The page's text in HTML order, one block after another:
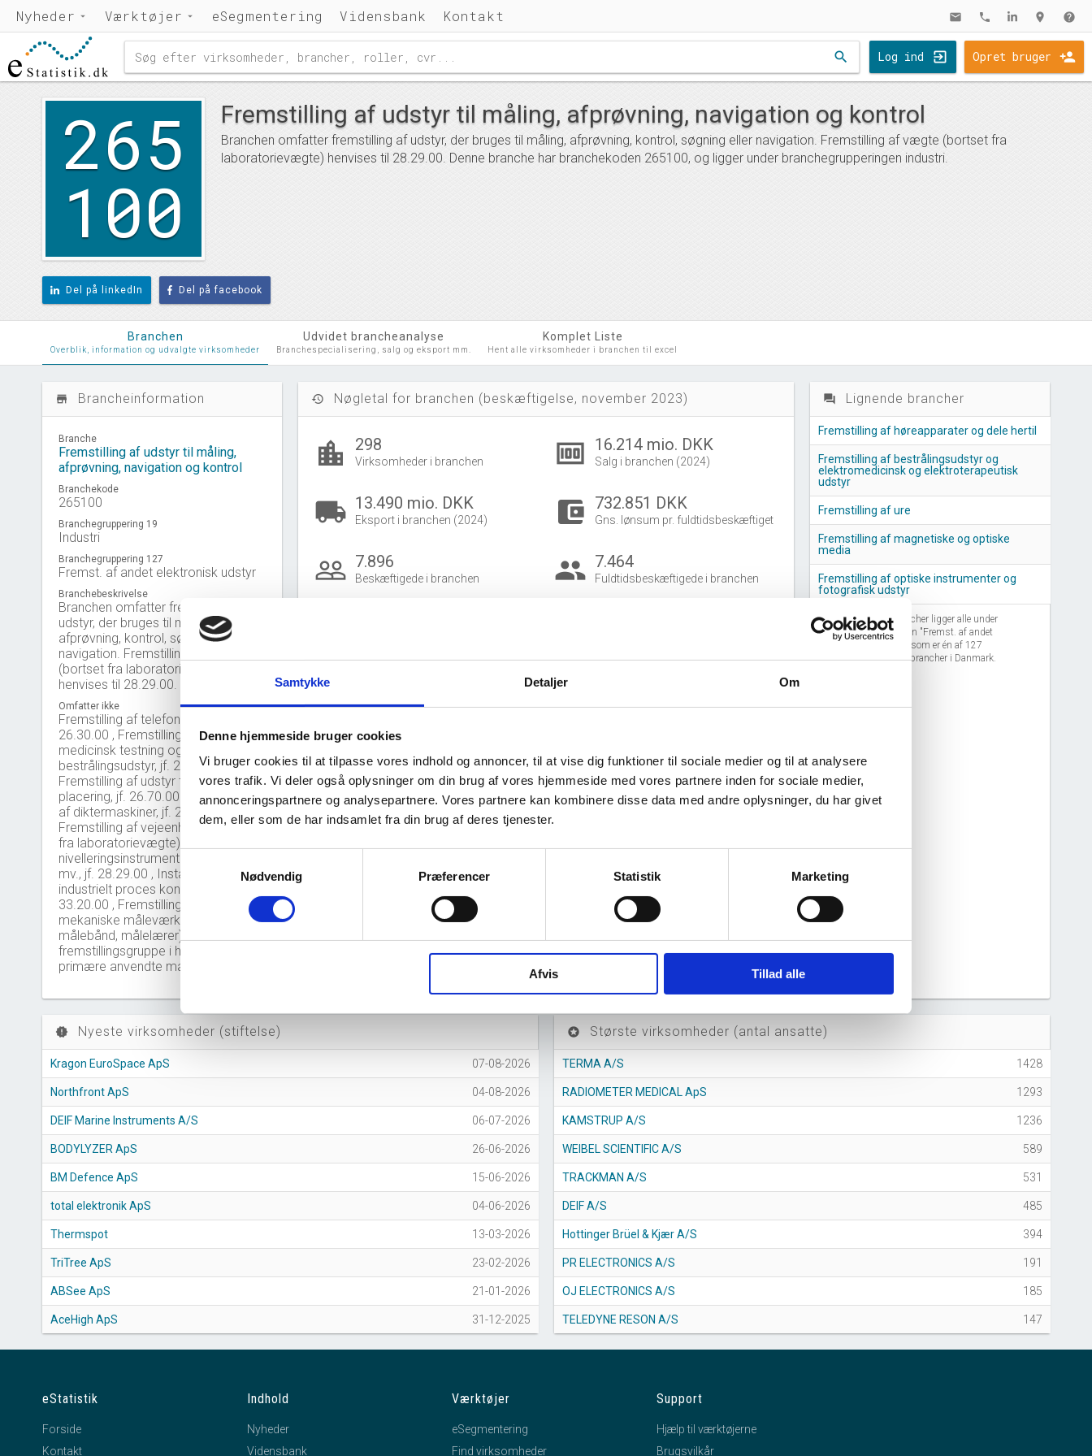
Samtykke Detaljer Om
Denne hjemmeside bruger cookies
Vi bruger cookies til at tilpasse vores indhold og annoncer, til at vise dig funktioner til sociale medier og til at analysere
vores trafik. Vi deler også oplysninger om din brug af vores hjemmeside med vores partnere inden for sociale medier,
annonceringspartnere og analysepartnere. Vores partnere kan kombinere disse data med andre oplysninger, du har givet
dem, eller som de har indsamlet fra din brug af deres tjenester.
Nødvendig
Præferencer Statistik Marketing
Afvis Tillad alle
Nyheder Værktøjer eSegmentering Vidensbank Kontakt mail phone location_on help
search Log ind Opret bruger
265
100
Fremstilling af udstyr til måling, afprøvning, navigation og kontrol
Branchen omfatter fremstilling af udstyr, der bruges til måling, afprøvning, kontrol, søgning eller navigation. Fremstilling af vægte (bortset fra
laboratorievægte) henvises til 28.29.00. Denne branche har branchekoden 265100, og ligger under branchegrupperingen industri.
Del på linkedIn Del på facebook
Branchen
Overblik, information og udvalgte virksomheder
Udvidet brancheanalyse
Branchespecialisering, salg og eksport mm.
Komplet Liste
Hent alle virksomheder i branchen til excel
store_mall_directory Brancheinformation
Branche
Fremstilling af udstyr til måling,
afprøvning, navigation og kontrol
Branchekode
265100
Branchegruppering 19
Industri
Branchegruppering 127
Fremst. af andet elektronisk udstyr
Branchebeskrivelse
Branchen omfatter fremstilling af
udstyr, der bruges til måling,
afprøvning, kontrol, søgning eller
navigation. Fremstilling af vægte
(bortset fra laboratorievægte)
henvises til 28.29.00.
Omfatter ikke
Fremstilling af telefonsvarere, jf.
26.30.00 , Fremstilling af udstyr til
medicinsk testning og
bestrålingsudstyr, jf. 26.60.90 ,
Fremstilling af udstyr til optisk
placering, jf. 26.70.00 , Fremstilling
af diktermaskiner, jf. 28.23.00 ,
Fremstilling af vejeenheder (bortset
fra laboratorievægte),
nivelleringsinstrumenter, målebånd
mv., jf. 28.29.00 , Installation af
industrielt proces kontroludstyr, jf.
33.20.00 , Fremstilling af enkle
mekaniske måleværktøjer (fx
målebånd, målelærer), jf.
fremstillingsgruppe i henhold til det
primære anvendte materiale
history Nøgletal for branchen (beskæftigelse, november 2023)
location_city 298
Virksomheder i branchen money 16.214 mio. DKK
Salg i branchen (2024)
local_shipping 13.490 mio. DKK
Eksport i branchen (2024) account_balance_wallet 732.851 DKK
Gns. lønsum pr. fuldtidsbeskæftiget
people_outline 7.896
Beskæftigede i branchen group 7.464
Fuldtidsbeskæftigede i branchen
2016 2017 2018 2019 2020 2021 2022 2023 2024 2025 2026
30
question_answer Lignende brancher
Fremstilling af høreapparater og dele hertil
Fremstilling af bestrålingsudstyr og
elektromedicinsk og elektroterapeutisk
udstyr
Fremstilling af ure
Fremstilling af magnetiske og optiske
media
Fremstilling af optiske instrumenter og
fotografisk udstyr
Disse lignende brancher ligger alle under
branchegrupperingen "Fremst. af andet
elektronisk udstyr", som er én af 127
grupperinger af alle brancher i Danmark.
new_releases Nyeste virksomheder (stiftelse)
Kragon EuroSpace ApS 07-08-2026
Northfront ApS 04-08-2026
DEIF Marine Instruments A/S 06-07-2026
BODYLYZER ApS 26-06-2026
BM Defence ApS 15-06-2026
total elektronik ApS 04-06-2026
Thermspot 13-03-2026
TriTree ApS 23-02-2026
ABSee ApS 21-01-2026
AceHigh ApS 31-12-2025
stars Største virksomheder (antal ansatte)
TERMA A/S 1428
RADIOMETER MEDICAL ApS 1293
KAMSTRUP A/S 1236
WEIBEL SCIENTIFIC A/S 589
TRACKMAN A/S 531
DEIF A/S 485
Hottinger Brüel & Kjær A/S 394
PR ELECTRONICS A/S 191
OJ ELECTRONICS A/S 185
TELEDYNE RESON A/S 147
eStatistik
Forside
Kontakt
Indhold
Nyheder
Vidensbank
Værktøjer
eSegmentering
Find virksomheder
Support
Hjælp til værktøjerne
Brugsvilkår